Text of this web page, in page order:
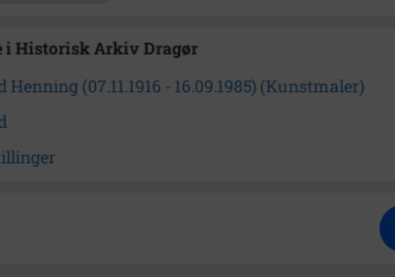
i Historisk Arkiv Dragør
Henning (07.11.1916 - 16.09.1985) (Kunstmaler)